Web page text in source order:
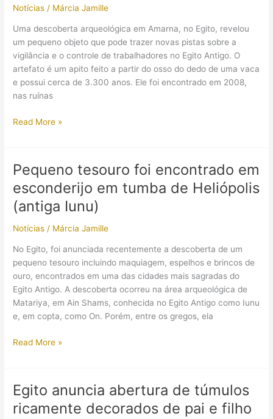
são
no
Egito
Notícias / Márcia Jamille
Uma descoberta arqueológica em Amarna, no Egito, revelou
um pequeno objeto que pode trazer novas pistas sobre a
vigilância e o controle de trabalhadores no Egito Antigo. O
artefato é um apito feito a partir do osso do dedo de uma vaca
e possui cerca de 3.300 anos. Ele foi encontrado em 2008,
nas ruínas
Apito
3.300
anos
pode
revelar
detalhes
policiamento
no
Egito
Antigo
Read More »
Pequeno tesouro foi encontrado em
esconderijo em tumba de Heliópolis
(antiga Iunu)
Notícias / Márcia Jamille
No Egito, foi anunciada recentemente a descoberta de um
pequeno tesouro incluindo maquiagem, espelhos e brincos de
ouro, encontrados em uma das cidades mais sagradas do
Egito Antigo. A descoberta ocorreu na área arqueológica de
Matariya, em Ain Shams, conhecida no Egito Antigo como Iunu
e, em copta, como On. Porém, entre os gregos, ela
Pequeno
em
esconderijo
Read More »
Egito anuncia abertura de túmulos
ricamente decorados de pai e filho